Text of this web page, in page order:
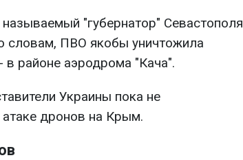
"губернатор" Севастополя
словам, ПВО якобы уничтожила
в районе аэродрома "Кача".
Украины пока не
дронов на Крым.